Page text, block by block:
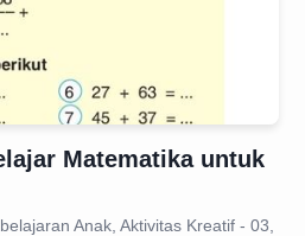
Matematika untuk
Anak, Aktivitas Kreatif - 03,